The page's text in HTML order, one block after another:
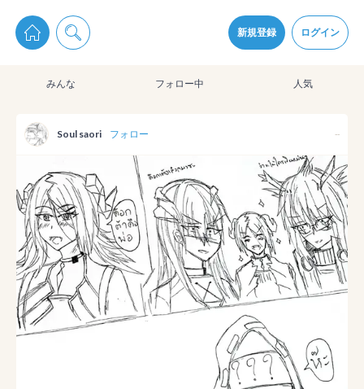
新規登録 ログイン
pixiv Sketchは2024年5月28日付で プライパシーポリシーを改定しました。
通知を受け取るにはここをクリックします
pixiv Sketchアプリでさらに快適に！
みんな フォロー中 人気
Soul saori フォロー --